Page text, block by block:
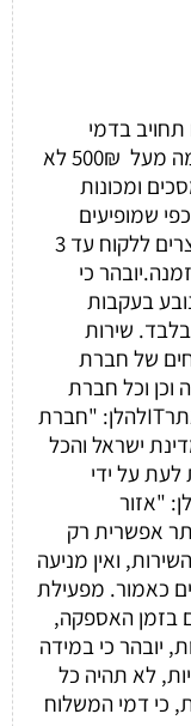
אינו עולה על 500 ש״ח תחויב בדמי
משלוח בסך של 35 ש"ח, הזמנה שסכומה מעל 500₪ לא
ומכונות
שמופיעים
באתר. מפעילת האתר תספק את המוצרים ללקוח עד 3
כי
בעקבות
שירות
של חברת
וכל חברת
שליחויות אשר עמה תעבוד מפעילת האתרITלהלן: "חברת
ישראל והכל
על ידי
"אזור
אפשרית רק
ואין מניעה
כאמור. מפעילת
בזמן האספקה,
יובהר כי במידה
לא תהיה כל
כי דמי המשלוח